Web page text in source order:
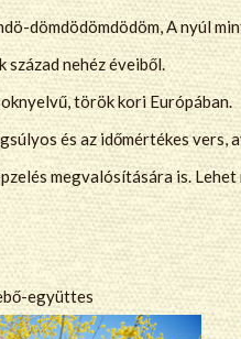
dömdödömdödöm, A nyúl
század nehéz éveiből.
török kori Európában.
és az időmértékes vers,
megvalósítására is. Lehet
együttes